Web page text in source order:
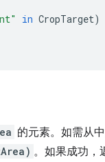
in CropTarget)
的元素。如需从
。如果成功，